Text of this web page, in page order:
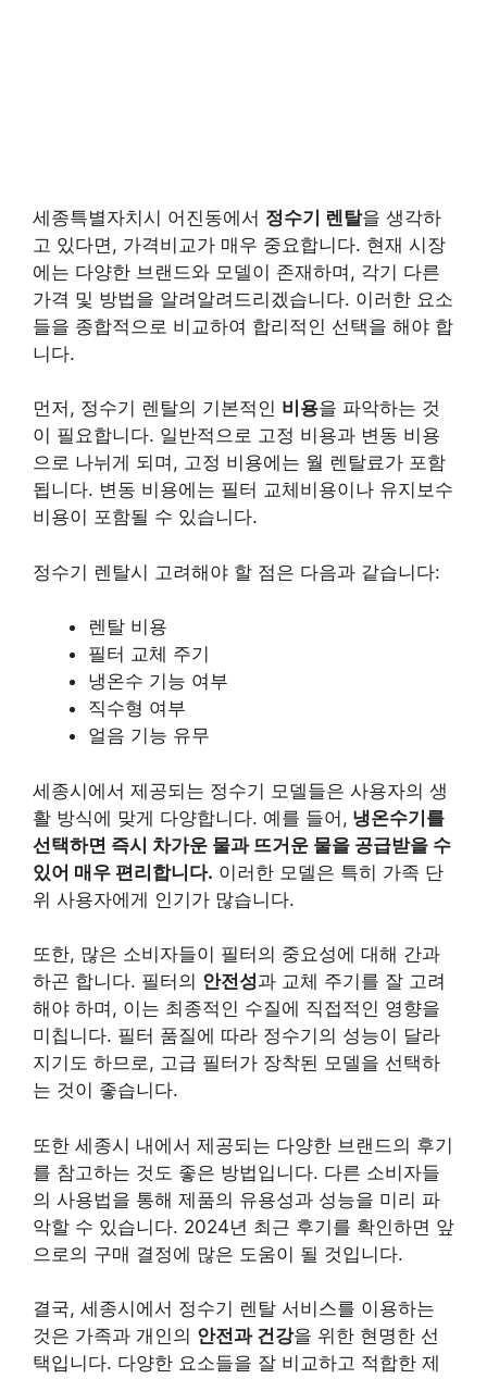
세종특별자치시 어진동에서 정수기 렌탈을 생각하
고 있다면, 가격비교가 매우 중요합니다. 현재 시장
에는 다양한 브랜드와 모델이 존재하며, 각기 다른
가격 및 방법을 알려알려드리겠습니다. 이러한 요소
들을 종합적으로 비교하여 합리적인 선택을 해야 합
니다.
먼저, 정수기 렌탈의 기본적인 비용을 파악하는 것
이 필요합니다. 일반적으로 고정 비용과 변동 비용
으로 나뉘게 되며, 고정 비용에는 월 렌탈료가 포함
됩니다. 변동 비용에는 필터 교체비용이나 유지보수
비용이 포함될 수 있습니다.
정수기 렌탈시 고려해야 할 점은 다음과 같습니다:
렌탈 비용
필터 교체 주기
냉온수 기능 여부
직수형 여부
얼음 기능 유무
세종시에서 제공되는 정수기 모델들은 사용자의 생
활 방식에 맞게 다양합니다. 예를 들어, 냉온수기를
선택하면 즉시 차가운 물과 뜨거운 물을 공급받을 수
있어 매우 편리합니다. 이러한 모델은 특히 가족 단
위 사용자에게 인기가 많습니다.
또한, 많은 소비자들이 필터의 중요성에 대해 간과
하곤 합니다. 필터의 안전성과 교체 주기를 잘 고려
해야 하며, 이는 최종적인 수질에 직접적인 영향을
미칩니다. 필터 품질에 따라 정수기의 성능이 달라
지기도 하므로, 고급 필터가 장착된 모델을 선택하
는 것이 좋습니다.
또한 세종시 내에서 제공되는 다양한 브랜드의 후기
를 참고하는 것도 좋은 방법입니다. 다른 소비자들
의 사용법을 통해 제품의 유용성과 성능을 미리 파
악할 수 있습니다. 2024년 최근 후기를 확인하면 앞
으로의 구매 결정에 많은 도움이 될 것입니다.
결국, 세종시에서 정수기 렌탈 서비스를 이용하는
것은 가족과 개인의 안전과 건강을 위한 현명한 선
택입니다. 다양한 요소들을 잘 비교하고 적합한 제